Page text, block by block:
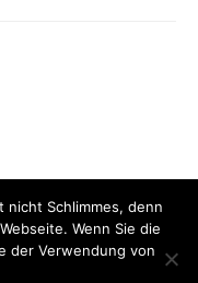
Schlimmes, denn
Wenn Sie die
der Verwendung von